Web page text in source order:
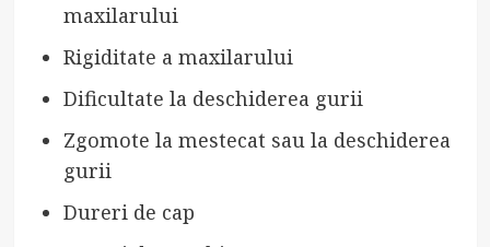
maxilarului
Rigiditate a maxilarului
Dificultate la deschiderea gurii
Zgomote la mestecat sau la deschiderea
gurii
Dureri de cap